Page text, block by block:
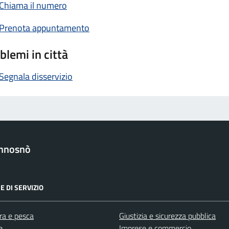
il numero
appuntamento
in città
disservizio
DI SERVIZIO
e pesca
Giustizia e sicurezza pubblica